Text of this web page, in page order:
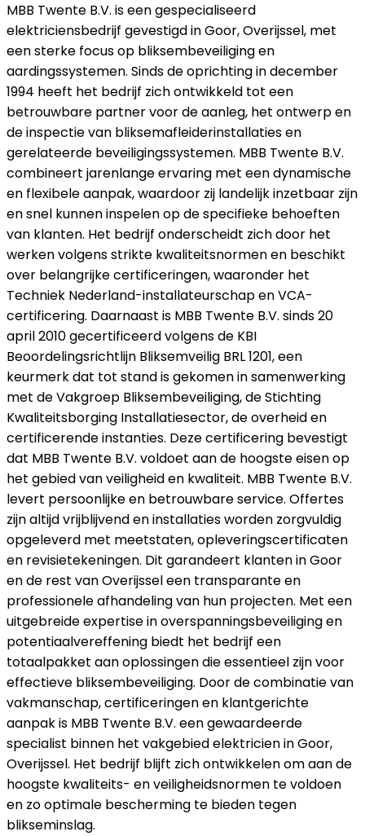
MBB Twente B.V. is een gespecialiseerd
elektriciensbedrijf gevestigd in Goor, Overijssel, met
een sterke focus op bliksembeveiliging en
aardingssystemen. Sinds de oprichting in december
1994 heeft het bedrijf zich ontwikkeld tot een
betrouwbare partner voor de aanleg, het ontwerp en
de inspectie van bliksemafleiderinstallaties en
gerelateerde beveiligingssystemen. MBB Twente B.V.
combineert jarenlange ervaring met een dynamische
en flexibele aanpak, waardoor zij landelijk inzetbaar zijn
en snel kunnen inspelen op de specifieke behoeften
van klanten. Het bedrijf onderscheidt zich door het
werken volgens strikte kwaliteitsnormen en beschikt
over belangrijke certificeringen, waaronder het
Techniek Nederland-installateurschap en VCA-
certificering. Daarnaast is MBB Twente B.V. sinds 20
april 2010 gecertificeerd volgens de KBI
Beoordelingsrichtlijn Bliksemveilig BRL 1201, een
keurmerk dat tot stand is gekomen in samenwerking
met de Vakgroep Bliksembeveiliging, de Stichting
Kwaliteitsborging Installatiesector, de overheid en
certificerende instanties. Deze certificering bevestigt
dat MBB Twente B.V. voldoet aan de hoogste eisen op
het gebied van veiligheid en kwaliteit. MBB Twente B.V.
levert persoonlijke en betrouwbare service. Offertes
zijn altijd vrijblijvend en installaties worden zorgvuldig
opgeleverd met meetstaten, opleveringscertificaten
en revisietekeningen. Dit garandeert klanten in Goor
en de rest van Overijssel een transparante en
professionele afhandeling van hun projecten. Met een
uitgebreide expertise in overspanningsbeveiliging en
potentiaalvereffening biedt het bedrijf een
totaalpakket aan oplossingen die essentieel zijn voor
effectieve bliksembeveiliging. Door de combinatie van
vakmanschap, certificeringen en klantgerichte
aanpak is MBB Twente B.V. een gewaardeerde
specialist binnen het vakgebied elektricien in Goor,
Overijssel. Het bedrijf blijft zich ontwikkelen om aan de
hoogste kwaliteits- en veiligheidsnormen te voldoen
en zo optimale bescherming te bieden tegen
blikseminslag.